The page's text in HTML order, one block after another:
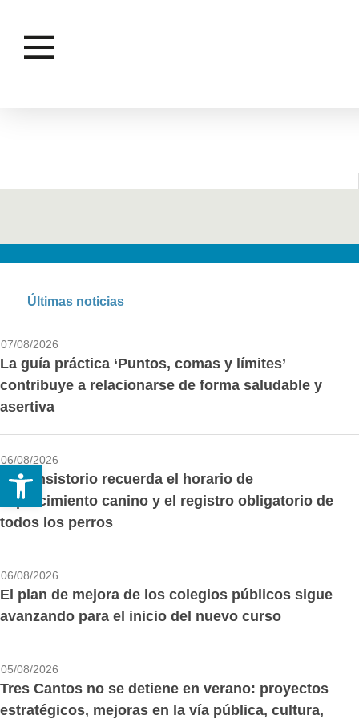
Abrir barra de herramientas
Últimas noticias
07/08/2026
La guía práctica ‘Puntos, comas y límites’
contribuye a relacionarse de forma saludable y
asertiva
06/08/2026
El Consistorio recuerda el horario de
esparcimiento canino y el registro obligatorio de
todos los perros
06/08/2026
El plan de mejora de los colegios públicos sigue
avanzando para el inicio del nuevo curso
05/08/2026
Tres Cantos no se detiene en verano: proyectos
estratégicos, mejoras en la vía pública, cultura,